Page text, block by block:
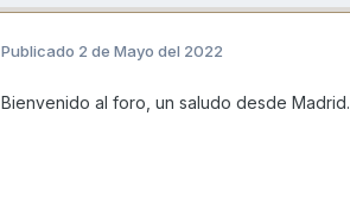
Publicado 2 de Mayo del 2022
Bienvenido al foro, un saludo desde Madrid.